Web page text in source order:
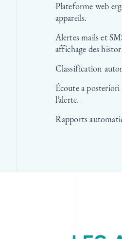
Plateforme web
appareils.
Alertes mails et
affichage des
Classification
Écoute a
l’alerte.
Rapports